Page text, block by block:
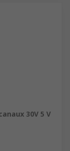
30V 5 V